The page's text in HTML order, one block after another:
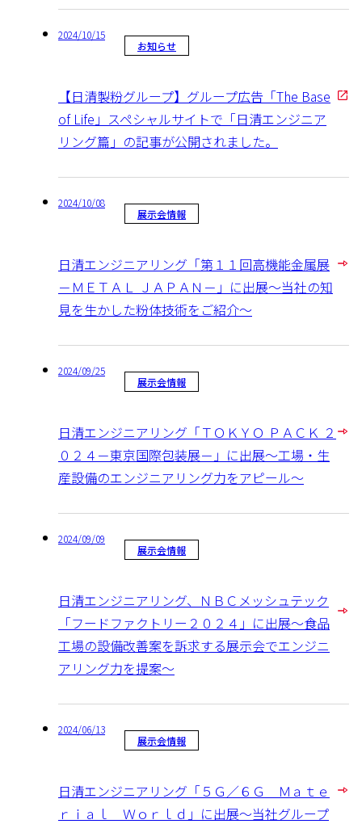
2024/10/15
お知らせ
【日清製粉グループ】グループ広告「The Base
of Life」スペシャルサイトで「日清エンジニア
リング篇」の記事が公開されました。
2024/10/08
展示会情報
日清エンジニアリング「第１１回高機能金属展
－ＭＥＴＡＬ ＪＡＰＡＮ－」に出展～当社の知
見を生かした粉体技術をご紹介～
2024/09/25
展示会情報
日清エンジニアリング「ＴＯＫＹＯ ＰＡＣＫ ２
０２４－東京国際包装展－」に出展～工場・生
産設備のエンジニアリング力をアピール～
2024/09/09
展示会情報
日清エンジニアリング、ＮＢＣメッシュテック
「フードファクトリー２０２４」に出展～食品
工場の設備改善案を訴求する展示会でエンジニ
アリング力を提案～
2024/06/13
展示会情報
日清エンジニアリング「５Ｇ／６Ｇ Ｍａｔｅ
ｒｉａｌ Ｗｏｒｌｄ」に出展～当社グループ